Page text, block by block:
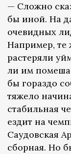
— Сложно
бы иной. На
очевидных
Например,
растеряли
ли им
бы гораздо
тяжело
стабильная
ездит на
Саудовская
сборная. Но